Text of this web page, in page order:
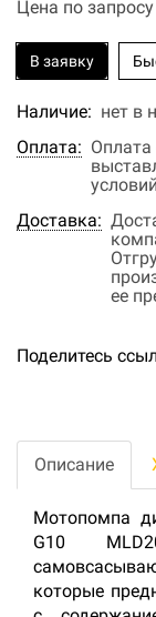
Цена по запросу
В заявку
Наличие: нет в
Оплата: Оплата
Доставка:
ее
Поделитесь
Описание
Мотопомпа
G10
которые